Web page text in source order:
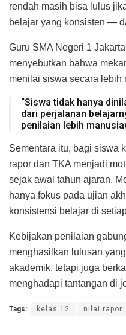
rendah masih bisa lulus
belajar yang konsisten —
Guru SMA Negeri 1
menyebutkan bahwa
menilai siswa secara lebih
“Siswa tidak hanya
dari perjalanan
penilaian lebih
Sementara itu, bagi siswa
rapor dan TKA menjadi
sejak awal tahun ajaran.
hanya fokus pada ujian
konsistensi belajar di
Kebijakan penilaian
menghasilkan lulusan
akademik, tetapi juga
menghadapi tantangan di
Tags: kelas 12 nilai rapor